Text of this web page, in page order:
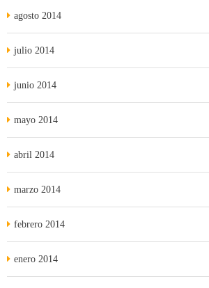
agosto 2014
julio 2014
junio 2014
mayo 2014
abril 2014
marzo 2014
febrero 2014
enero 2014